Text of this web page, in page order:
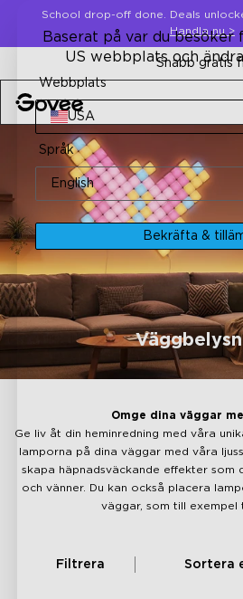
Skip to content
School drop-off done. Deals
Handla nu >
30-dagars
Omge dina väggar
Ge liv åt din heminredning med våra
lamporna på dina väggar med våra
skapa häpnadsväckande effekter som
och vänner. Du kan också placera
väggar, som till exempel
Filtrera Sortera
Baserat på var du besöker
US webbplats och
Webbplats
USA
Språk
English
Bekräfta &